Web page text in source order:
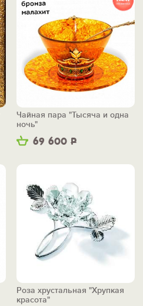
69 600 Р
Чайная пара "Тысяча и одна
ночь"
Роза хрустальная "Хрупкая
красота"